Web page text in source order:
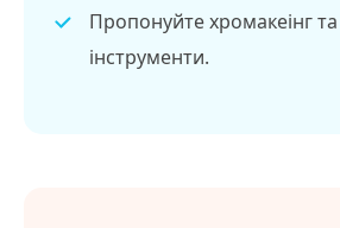
Пропонуйте хромакеінг та
інструменти.